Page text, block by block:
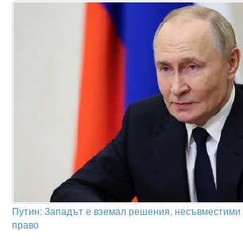
Путин: Западът е вземал решения,
право